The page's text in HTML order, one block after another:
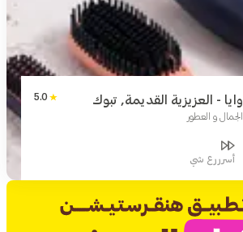
وايا - العزيزية القديمة, تبوك
الجمال و العطور
5.0
أسرررع شي